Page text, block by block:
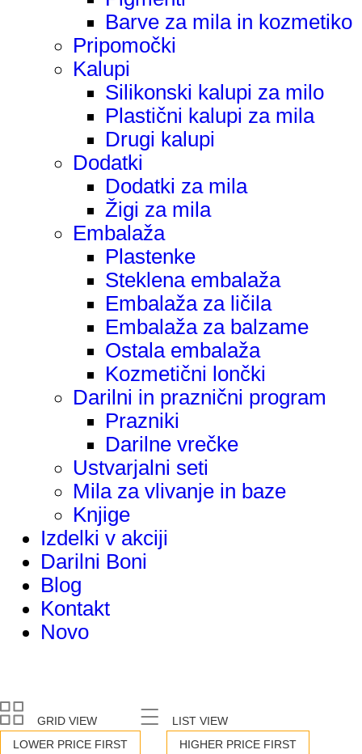
Barve za mila in kozmetiko
Pripomočki
Kalupi
Silikonski kalupi za milo
Plastični kalupi za mila
Drugi kalupi
Dodatki
Dodatki za mila
Žigi za mila
Embalaža
Plastenke
Steklena embalaža
Embalaža za ličila
Embalaža za balzame
Ostala embalaža
Kozmetični lončki
Darilni in praznični program
Prazniki
Darilne vrečke
Ustvarjalni seti
Mila za vlivanje in baze
Knjige
Izdelki v akciji
Darilni Boni
Blog
Kontakt
Novo
GRID VIEW
LIST VIEW
LOWER PRICE FIRST
HIGHER PRICE FIRST